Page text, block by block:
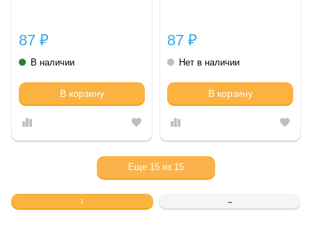
87 ₽
В наличии
В корзину
87 ₽
Нет в наличии
В корзину
Еще 15 из 15
1 →